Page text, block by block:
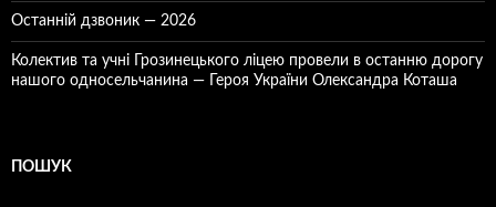
Останній дзвоник — 2026
Колектив та учні Грозинецького ліцею провели в останню дорогу
нашого односельчанина — Героя України Олександра Коташа
ПОШУК